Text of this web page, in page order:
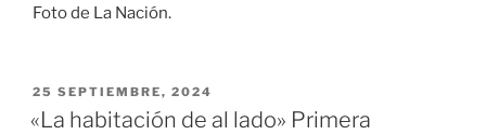
Foto de La Nación.
PUBLICADO
EL
25 SEPTIEMBRE, 2024
«La habitación de al lado» Primera